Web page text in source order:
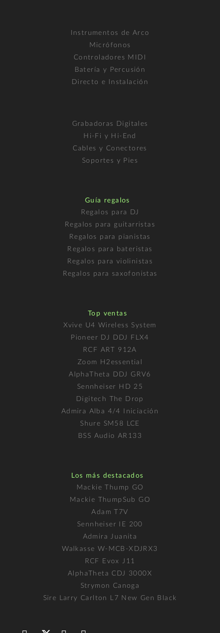
Instrumentos de Arco
Micrófonos
Controladores MIDI
Batería y Percusión
Directo e Instalación
Grabadoras Digitales
Hi-Fi y Hi-End
Cables y Conectores
Soportes y Pies
Guía regalos
Regalos para DJ
Regalos para guitarristas
Regalos para pianistas
Regalos para bateristas
Regalos para violinistas
Regalos para saxofonistas
Top ventas
Xvive U4 Wireless System
Pioneer DJ DDJ FLX4
RCF ART 912A
Zoom H2essential
AlphaTheta DDJ GRV6
Sennheiser HD 25
Digitech The Drop
Admira Alba 4/4 Iniciación
Shure SM58 LCE
BSS Audio AR133
Los más destacados
Mackie Thump GO
Mackie ThumpSub GO
Adam T7V
Sennheiser IE 200
Admira Juanita
Walkasse W-MCB-XDJRX3
RCF Evox J11
AlphaTheta CDJ 3000X
Strymon Canoga
Sire Larry Carlton L7 New Gen Black